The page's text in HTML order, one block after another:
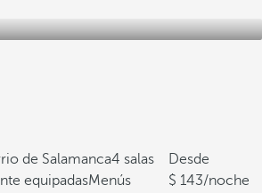
de Salamanca4 salas
equipadasMenús
Desde
143/noche